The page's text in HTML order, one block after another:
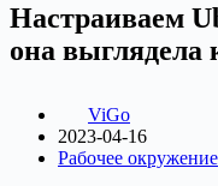
Настраиваем
она выглядела
ViGo
2023-04-16
Рабочее окружение